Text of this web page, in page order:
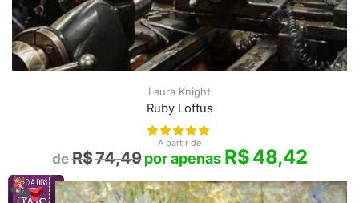
Laura Knight
Ruby Loftus
A partir de
R$74,49 R$48,42